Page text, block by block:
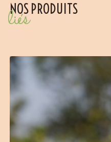
NOS PRODUITS
liés